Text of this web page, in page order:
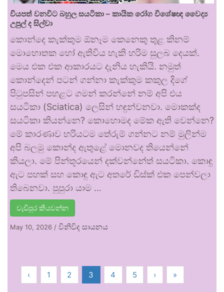
වියපත් වනවිට බහුල සයටිකා – කායික රෝග විශේෂඥ වෛද්‍ය
උපුල් ද සිල්වා
කොන්දෙ කැක්කුම ඕනෑම කෙනෙකු තුළ කිනම්
මොහොතක හෝ ඇතිවිය හැකි හරිම සුලබ දෙයක්.
මෙය එක එක ආකාරයට දැනිය හැකියි. නමුත්
කොන්දෙන් පටන් ගන්නා කැක්කුම කකුල දිගේ
පිටුපසින් පහළට ගමන් කරන්නේ නම් අපි එය
සයටිකා (Sciatica) ලෙසින් හඳුන්වනවා. මොකක්ද
සයටිකා කියන්නෙ? කොහොමද මේක ඇති වෙන්නෙ?
මේ කාරණාව හරියටම තේරුම් ගන්නට නම් මුලින්ම
අපි බලමු කොන්ද ඇතුළේ මොනවද තියෙන්නේ
කියලා. මේ පින්තූරයෙන් දක්වන්නේත් සයටිකා. කොඳු
ඇට පහක් සහ කොඳු ඇට අතරේ ඩිස්ක් එක පෙන්වලා
තිබෙනවා. පුපුරා යාම …
වැඩිපුර කියවන්න
May 10, 2026 / විනිවිද සායනය
‹ 1 2 3 4 5 › »